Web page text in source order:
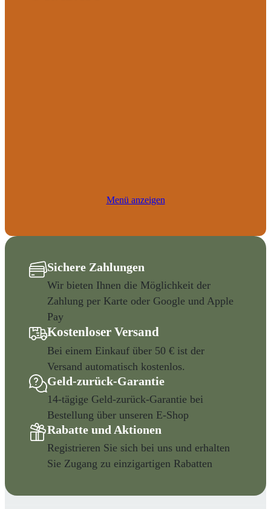
Menü anzeigen
Sichere Zahlungen
Wir bieten Ihnen die Möglichkeit der
Zahlung per Karte oder Google und Apple
Pay
Kostenloser Versand
Bei einem Einkauf über 50 € ist der
Versand automatisch kostenlos.
Geld-zurück-Garantie
14-tägige Geld-zurück-Garantie bei
Bestellung über unseren E-Shop
Rabatte und Aktionen
Registrieren Sie sich bei uns und erhalten
Sie Zugang zu einzigartigen Rabatten